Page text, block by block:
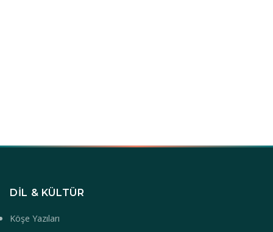
DIL & KÜLTÜR
Köşe Yazıları